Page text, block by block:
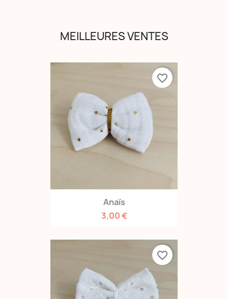
MEILLEURES VENTES
Anaïs
3,00 €
favorite_border
favorite_border